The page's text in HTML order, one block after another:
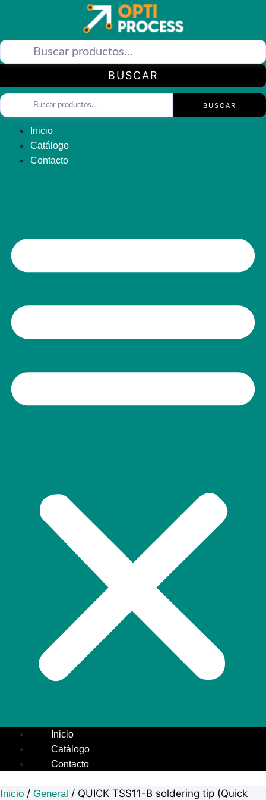
BUSCAR
BUSCAR
Inicio
Catálogo
Contacto
Inicio
Catálogo
Contacto
Inicio / General / QUICK TSS11-B soldering tip (Quick